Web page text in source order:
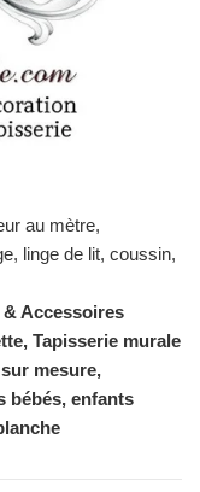
au mètre,
linge de lit, coussin,
Accessoires
Tapisserie murale
sur mesure,
bébés, enfants